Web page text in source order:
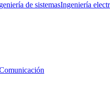
de sistemasIngeniería